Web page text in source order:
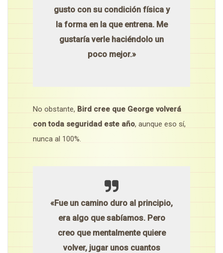
gusto con su condición física y
la forma en la que entrena. Me
gustaría verle haciéndolo un
poco mejor.»
No obstante, Bird cree que George volverá
con toda seguridad este año, aunque eso sí,
nunca al 100%.
«Fue un camino duro al principio,
era algo que sabíamos. Pero
creo que mentalmente quiere
volver, jugar unos cuantos